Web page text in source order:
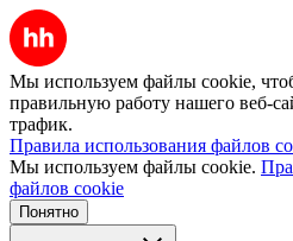
Мы используем файлы cookie,
правильную работу нашего веб-
трафик.
Правила использования файлов
Мы используем файлы cookie.
файлов cookie
Понятно